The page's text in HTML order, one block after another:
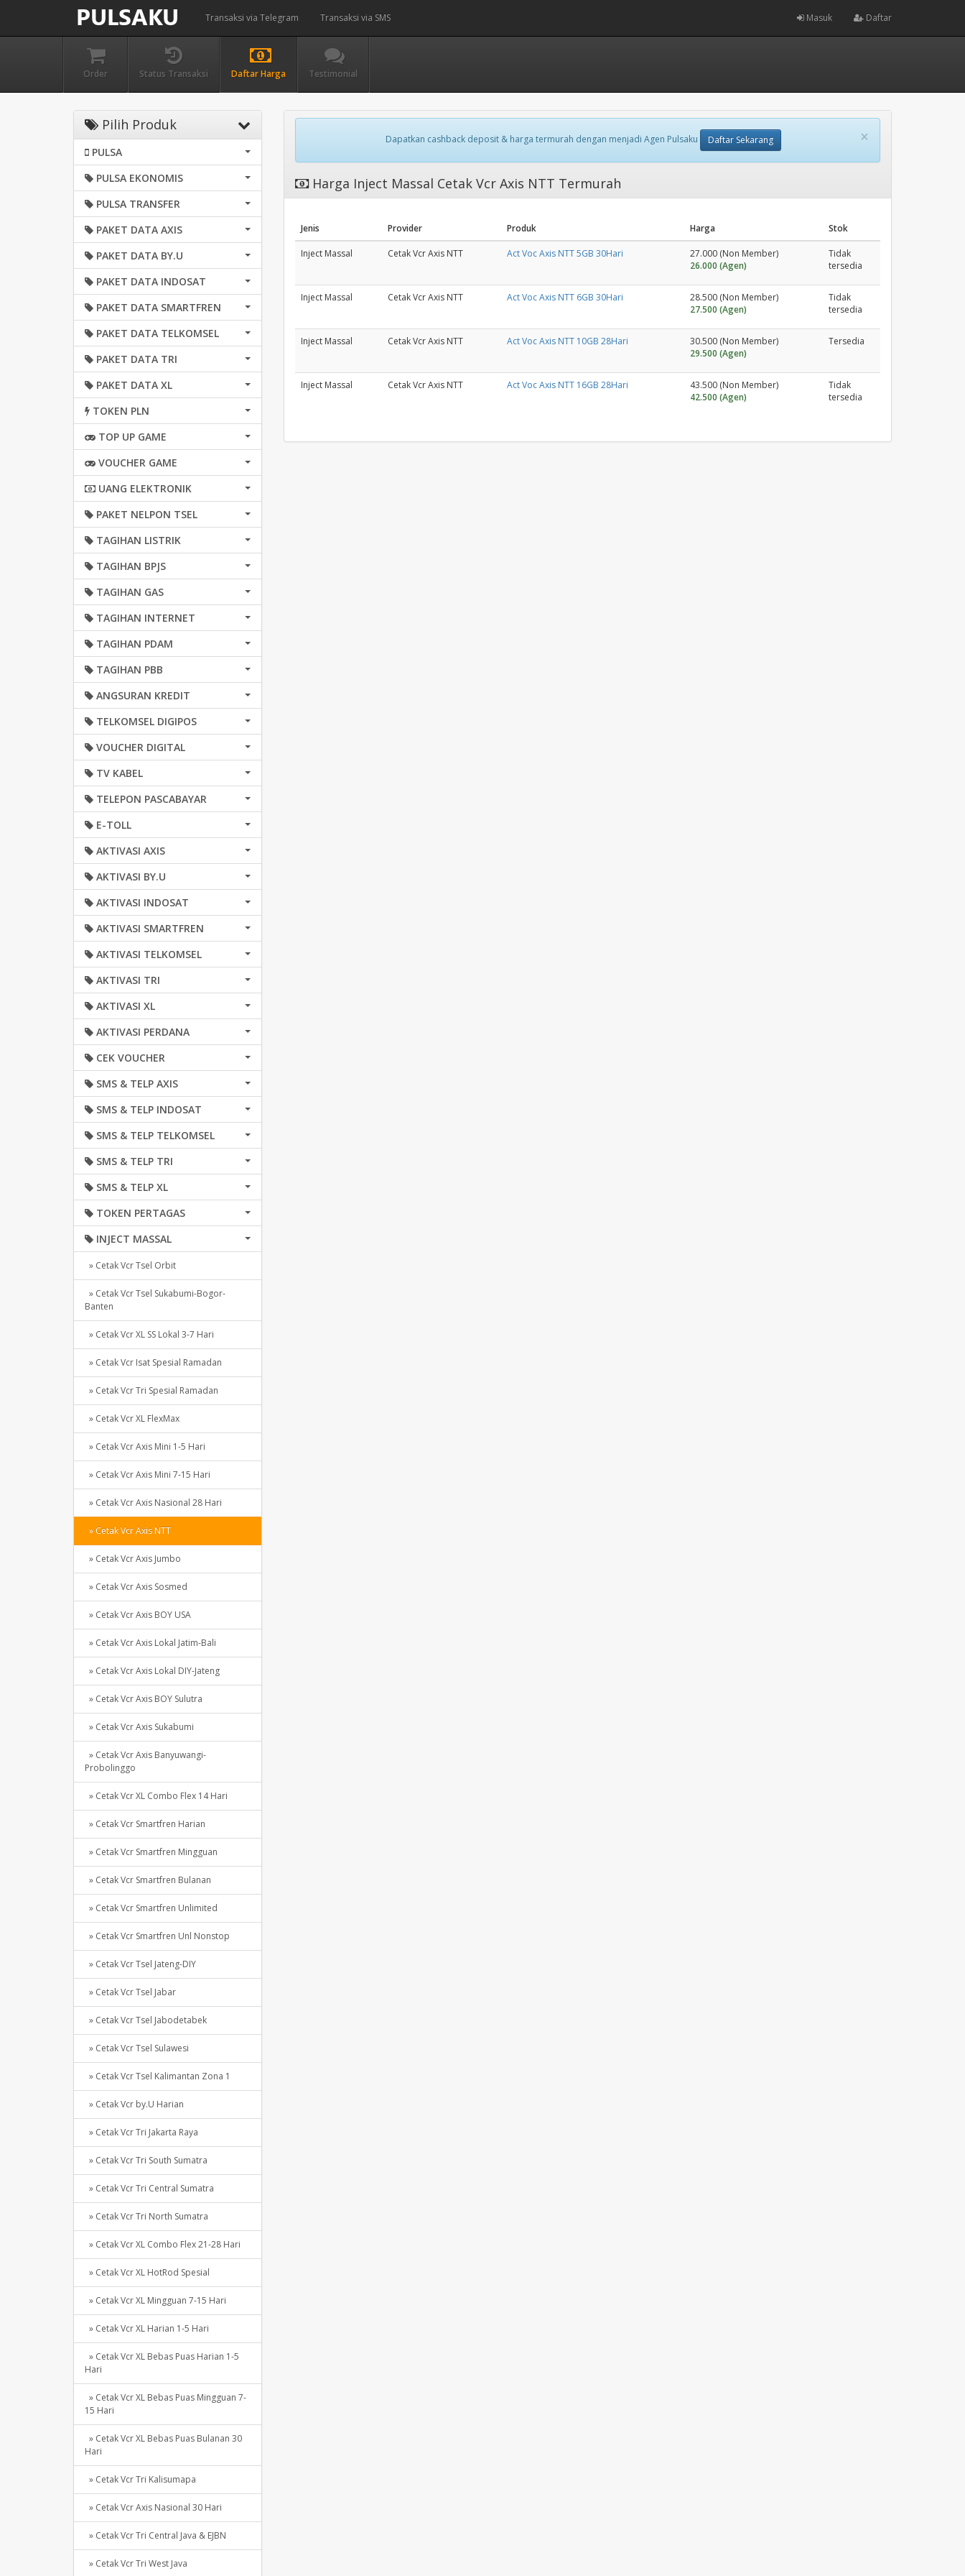
Transaksi via Telegram Transaksi via SMS Masuk Daftar
Order Status Transaksi Daftar Harga Testimonial
Pilih Produk
PULSA
PULSA EKONOMIS
PULSA TRANSFER
PAKET DATA AXIS
PAKET DATA BY.U
PAKET DATA INDOSAT
PAKET DATA SMARTFREN
PAKET DATA TELKOMSEL
PAKET DATA TRI
PAKET DATA XL
TOKEN PLN
TOP UP GAME
VOUCHER GAME
UANG ELEKTRONIK
PAKET NELPON TSEL
TAGIHAN LISTRIK
TAGIHAN BPJS
TAGIHAN GAS
TAGIHAN INTERNET
TAGIHAN PDAM
TAGIHAN PBB
ANGSURAN KREDIT
TELKOMSEL DIGIPOS
VOUCHER DIGITAL
TV KABEL
TELEPON PASCABAYAR
E-TOLL
AKTIVASI AXIS
AKTIVASI BY.U
AKTIVASI INDOSAT
AKTIVASI SMARTFREN
AKTIVASI TELKOMSEL
AKTIVASI TRI
AKTIVASI XL
AKTIVASI PERDANA
CEK VOUCHER
SMS & TELP AXIS
SMS & TELP INDOSAT
SMS & TELP TELKOMSEL
SMS & TELP TRI
SMS & TELP XL
TOKEN PERTAGAS
INJECT MASSAL
» Cetak Vcr Tsel Orbit
» Cetak Vcr Tsel Sukabumi-Bogor-
Banten
» Cetak Vcr XL SS Lokal 3-7 Hari
» Cetak Vcr Isat Spesial Ramadan
» Cetak Vcr Tri Spesial Ramadan
» Cetak Vcr XL FlexMax
» Cetak Vcr Axis Mini 1-5 Hari
» Cetak Vcr Axis Mini 7-15 Hari
» Cetak Vcr Axis Nasional 28 Hari
» Cetak Vcr Axis NTT
» Cetak Vcr Axis Jumbo
» Cetak Vcr Axis Sosmed
» Cetak Vcr Axis BOY USA
» Cetak Vcr Axis Lokal Jatim-Bali
» Cetak Vcr Axis Lokal DIY-Jateng
» Cetak Vcr Axis BOY Sulutra
» Cetak Vcr Axis Sukabumi
» Cetak Vcr Axis Banyuwangi-
Probolinggo
» Cetak Vcr XL Combo Flex 14 Hari
» Cetak Vcr Smartfren Harian
» Cetak Vcr Smartfren Mingguan
» Cetak Vcr Smartfren Bulanan
» Cetak Vcr Smartfren Unlimited
» Cetak Vcr Smartfren Unl Nonstop
» Cetak Vcr Tsel Jateng-DIY
» Cetak Vcr Tsel Jabar
» Cetak Vcr Tsel Jabodetabek
» Cetak Vcr Tsel Sulawesi
» Cetak Vcr Tsel Kalimantan Zona 1
» Cetak Vcr by.U Harian
» Cetak Vcr Tri Jakarta Raya
» Cetak Vcr Tri South Sumatra
» Cetak Vcr Tri Central Sumatra
» Cetak Vcr Tri North Sumatra
» Cetak Vcr XL Combo Flex 21-28 Hari
» Cetak Vcr XL HotRod Spesial
» Cetak Vcr XL Mingguan 7-15 Hari
» Cetak Vcr XL Harian 1-5 Hari
» Cetak Vcr XL Bebas Puas Harian 1-5
Hari
» Cetak Vcr XL Bebas Puas Mingguan 7-
15 Hari
» Cetak Vcr XL Bebas Puas Bulanan 30
Hari
» Cetak Vcr Tri Kalisumapa
» Cetak Vcr Axis Nasional 30 Hari
» Cetak Vcr Tri Central Java & EJBN
» Cetak Vcr Tri West Java
×
Dapatkan cashback deposit & harga termurah dengan menjadi Agen Pulsaku Daftar Sekarang
Harga Inject Massal Cetak Vcr Axis NTT Termurah
Jenis Provider Produk Harga Stok
Inject Massal Cetak Vcr Axis NTT Act Voc Axis NTT 5GB 30Hari
27.000 (Non Member)
26.000 (Agen)
Tidak
tersedia
Inject Massal Cetak Vcr Axis NTT Act Voc Axis NTT 6GB 30Hari
28.500 (Non Member)
27.500 (Agen)
Tidak
tersedia
Inject Massal Cetak Vcr Axis NTT Act Voc Axis NTT 10GB 28Hari
30.500 (Non Member)
29.500 (Agen)
Tersedia
Inject Massal Cetak Vcr Axis NTT Act Voc Axis NTT 16GB 28Hari
43.500 (Non Member)
42.500 (Agen)
Tidak
tersedia